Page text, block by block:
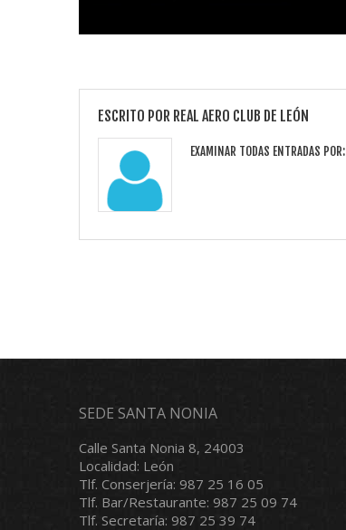
ESCRITO POR REAL AERO CLUB DE LEÓN
EXAMINAR TODAS ENTRADAS POR:
SEDE SANTA NONIA
Calle Santa Nonia 8, 24003
Localidad: León
Tlf. Conserjería: 987 25 16 05
Tlf. Bar/Restaurante: 987 25 09 74
Tlf. Secretaría: 987 25 39 74